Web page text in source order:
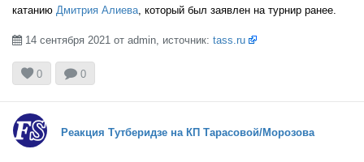
RUS
катанию Дмитрия Алиева, который был заявлен на турнир ранее.
 14 сентября 2021 от admin, источник: tass.ru
0  0
Реакция Тутберидзе на КП Тарасовой/Морозова